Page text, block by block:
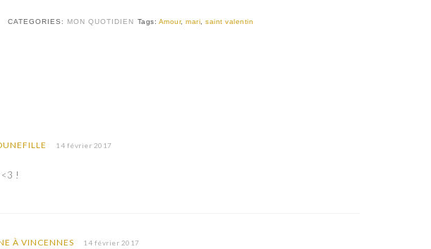
CATEGORIES: MON QUOTIDIEN Tags: Amour,mari ,saint valentin
14 février 2017
!
À VINCENNES 14 février 2017